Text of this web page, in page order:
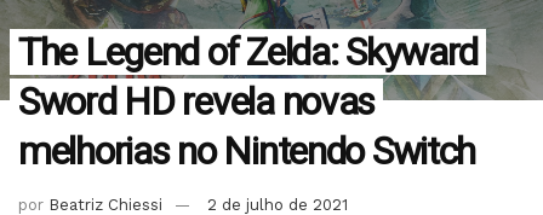
The Legend of Zelda: Skyward
Sword HD revela novas
melhorias no Nintendo Switch
por Beatriz Chiessi
2 de julho de 2021